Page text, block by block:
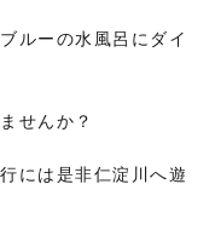
ルーの水風呂にダイ
せんか？
には是非仁淀川へ遊